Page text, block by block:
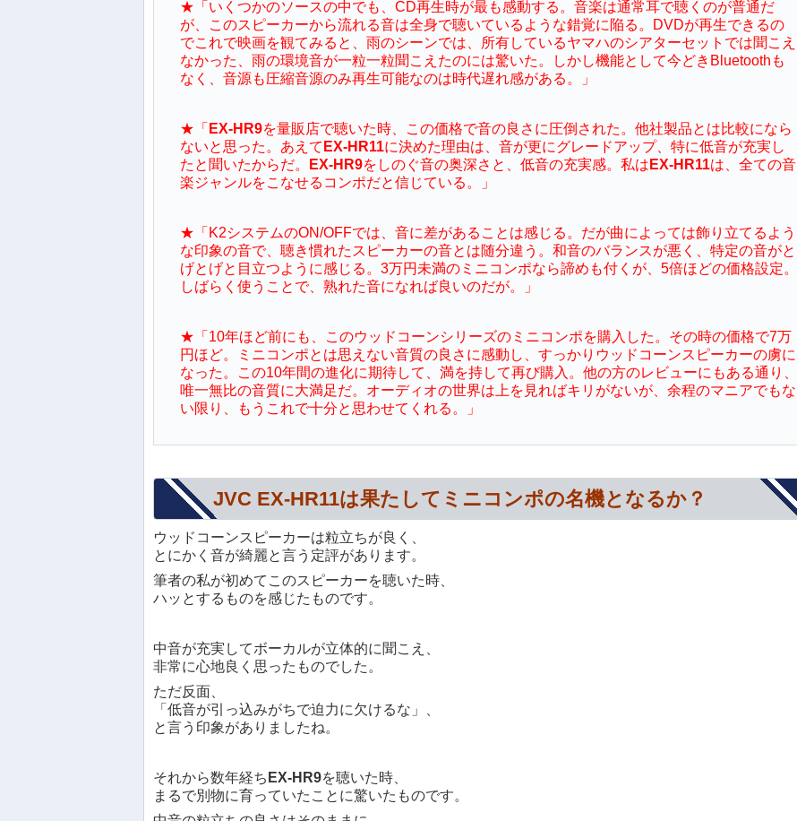
★「いくつかのソースの中でも、CD再生時が最も感動する。音楽は通常耳で聴くのが普通だ
が、このスピーカーから流れる音は全身で聴いているような錯覚に陥る。DVDが再生できるの
でこれで映画を観てみると、雨のシーンでは、所有しているヤマハのシアターセットでは聞こえ
なかった、雨の環境音が一粒一粒聞こえたのには驚いた。しかし機能として今どきBluetoothも
なく、音源も圧縮音源のみ再生可能なのは時代遅れ感がある。」
★「 EX-HR9を量販店で聴いた時、この価格で音の良さに圧倒された。他社製品とは比較になら
ないと思った。あえて EX-HR11に決めた理由は、音が更にグレードアップ、特に低音が充実し
たと聞いたからだ。
EX-HR9をしのぐ音の奥深さと、低音の充実感。私は EX-HR11は、全ての音
楽ジャンルをこなせるコンポだと信じている。」
★「K2システムのON/OFFでは、音に差があることは感じる。だが曲によっては飾り立てるよう
な印象の音で、聴き慣れたスピーカーの音とは随分違う。和音のバランスが悪く、特定の音がと
げとげと目立つように感じる。3万円未満のミニコンポなら諦めも付くが、5倍ほどの価格設定。
しばらく使うことで、熟れた音になれば良いのだが。」
★「10年ほど前にも、このウッドコーンシリーズのミニコンポを購入した。その時の価格で7万
円ほど。ミニコンポとは思えない音質の良さに感動し、すっかりウッドコーンスピーカーの虜に
なった。この10年間の進化に期待して、満を持して再び購入。他の方のレビューにもある通り、
唯一無比の音質に大満足だ。オーディオの世界は上を見ればキリがないが、余程のマニアでもな
い限り、もうこれで十分と思わせてくれる。」
JVC EX-HR11は果たしてミニコンポの名機となるか？
ウッドコーンスピーカーは粒立ちが良く、
とにかく音が綺麗と言う定評があります。
筆者の私が初めてこのスピーカーを聴いた時、
ハッとするものを感じたものです。
中音が充実してボーカルが立体的に聞こえ、
非常に心地良く思ったものでした。
ただ反面、
「低音が引っ込みがちで迫力に欠けるな」、
と言う印象がありましたね。
それから数年経ち EX-HR9を聴いた時、
まるで別物に育っていたことに驚いたものです。